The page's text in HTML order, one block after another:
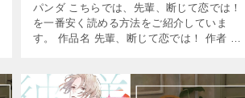
パンダ こちらでは、先輩、断じて恋では！
を一番安く読める方法をご紹介していま
す。 作品名 先輩、断じて恋では！ 作者 晴
巻あた […]